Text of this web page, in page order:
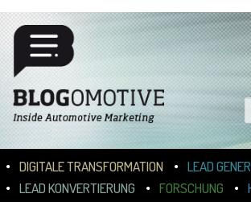
ZUM INHALT WECHSELN
ZUM SEKUNDÄREN INHALT WECHSELN
DIGITALE TRANSFORMATION
LEAD
LEAD KONVERTIERUNG
FORSCHUNG